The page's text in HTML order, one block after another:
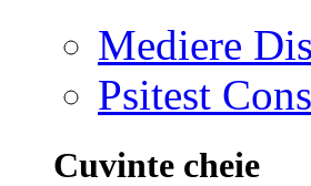
Mediere
Psitest
Cuvinte cheie